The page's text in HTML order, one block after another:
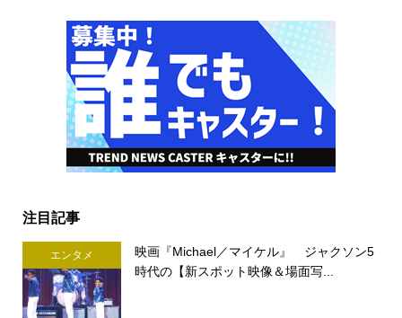
注目記事
エンタメ
映画『Michael／マイケル』 ジャクソン5
時代の【新スポット映像＆場面写...